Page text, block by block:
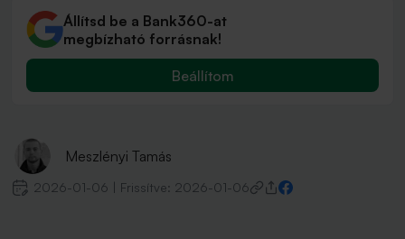
Állítsd be a Bank360-at
megbízható forrásnak!
Beállítom
Meszlényi Tamás
2026-01-06 Frissítve: 2026-01-06